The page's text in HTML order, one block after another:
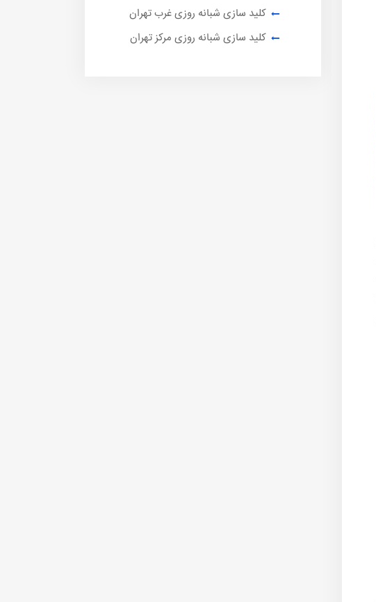
کلید سازی شبانه روزی غرب تهران
کلید سازی شبانه روزی مرکز تهران